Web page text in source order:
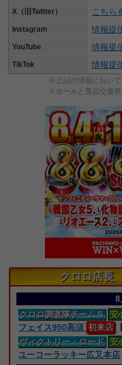
X（旧Twitter） こちら
Instagram 情報提
YouTube 情報提
TikTok 情報提
※上記の情報におい
※ホールと景品交換
クロロ店長
8
クロロ調査隊チームＳ 安
フェイス950高須 初来店
ヴィクトリー・ロード 安
ユーコーラッキー広又本店